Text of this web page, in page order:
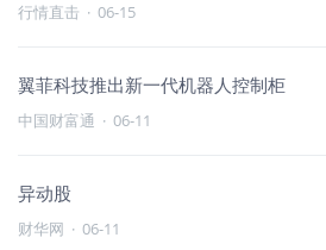
行情直击 · 06-15
翼菲科技推出新一代机器人控制柜
中国财富通 · 06-11
异动股
财华网 · 06-11